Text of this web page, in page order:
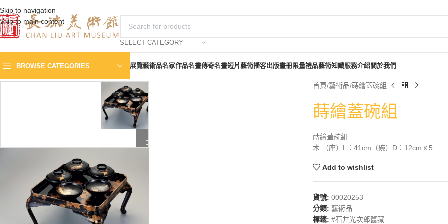
Skip to navigation
Skip to main content
SELECT CATEGORY
BROWSE CATEGORIES 展覽藝術品名家作品名畫傳奇名畫短片藝術播客出版畫冊限量禮品藝術知識服務介紹關於我們
首頁 藝術品 蒔繪蓋碗組
蒔繪蓋碗組
蒔繪蓋碗組
木 （座）L：41cm（碗）D：12cmｘ5
Add to wishlist
貨號: 00020253
分類: 藝術品
標籤: #石井光次郎舊藏